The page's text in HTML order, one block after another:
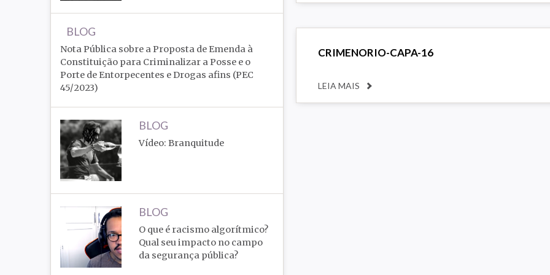
BLOG
Nota Pública sobre a Proposta de Emenda à
Constituição para Criminalizar a Posse e o
Porte de Entorpecentes e Drogas afins (PEC
45/2023)
BLOG
Vídeo: Branquitude
BLOG
O que é racismo algorítmico?
Qual seu impacto no campo
da segurança pública?
CRIMENORIO-CAPA-16
LEIA MAIS